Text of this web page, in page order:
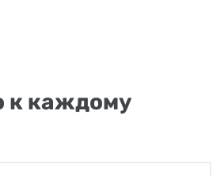
к каждому